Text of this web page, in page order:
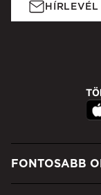
HÍRLEVÉL
FONTOSABB